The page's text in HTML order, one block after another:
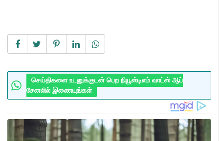
செய்திகளை உடனுக்குடன் பெற நியூஸ்டிஎம் வாட்ஸ் ஆப்
சேனலில் இணையுங்கள்